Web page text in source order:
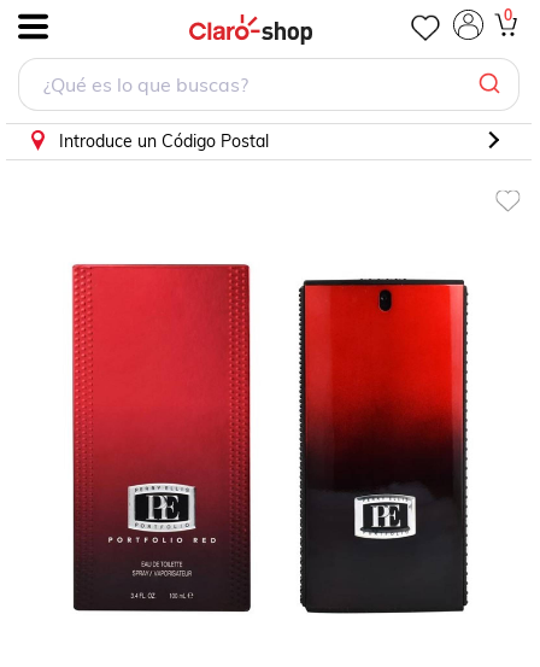
0
Introduce un Código Postal